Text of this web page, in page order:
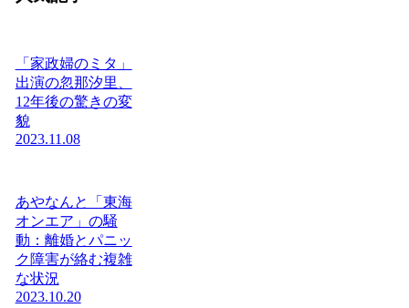
「家政婦のミタ」
出演の忽那汐里、
12年後の驚きの変
貌
2023.11.08
あやなんと「東海
オンエア」の騒
動：離婚とパニッ
ク障害が絡む複雑
な状況
2023.10.20